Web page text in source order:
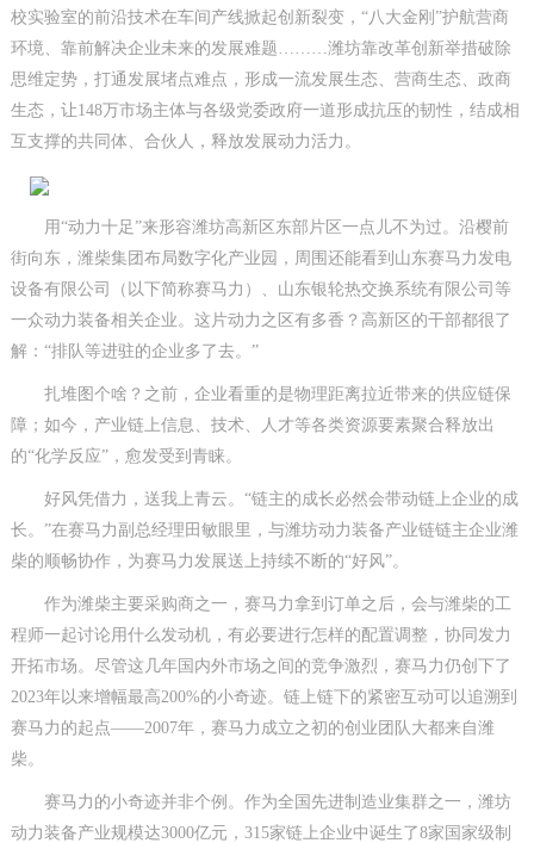
校实验室的前沿技术在车间产线掀起创新裂变，“八大金刚”护航营商
环境、靠前解决企业未来的发展难题………潍坊靠改革创新举措破除
思维定势，打通发展堵点难点，形成一流发展生态、营商生态、政商
生态，让148万市场主体与各级党委政府一道形成抗压的韧性，结成相
互支撑的共同体、合伙人，释放发展动力活力。
用“动力十足”来形容潍坊高新区东部片区一点儿不为过。沿樱前
街向东，潍柴集团布局数字化产业园，周围还能看到山东赛马力发电
设备有限公司（以下简称赛马力）、山东银轮热交换系统有限公司等
一众动力装备相关企业。这片动力之区有多香？高新区的干部都很了
解：“排队等进驻的企业多了去。”
扎堆图个啥？之前，企业看重的是物理距离拉近带来的供应链保
障；如今，产业链上信息、技术、人才等各类资源要素聚合释放出
的“化学反应”，愈发受到青睐。
好风凭借力，送我上青云。“链主的成长必然会带动链上企业的成
长。”在赛马力副总经理田敏眼里，与潍坊动力装备产业链链主企业潍
柴的顺畅协作，为赛马力发展送上持续不断的“好风”。
作为潍柴主要采购商之一，赛马力拿到订单之后，会与潍柴的工
程师一起讨论用什么发动机，有必要进行怎样的配置调整，协同发力
开拓市场。尽管这几年国内外市场之间的竞争激烈，赛马力仍创下了
2023年以来增幅最高200%的小奇迹。链上链下的紧密互动可以追溯到
赛马力的起点——2007年，赛马力成立之初的创业团队大都来自潍
柴。
赛马力的小奇迹并非个例。作为全国先进制造业集群之一，潍坊
动力装备产业规模达3000亿元，315家链上企业中诞生了8家国家级制